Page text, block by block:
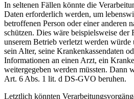
In seltenen Fällen könnte die
Daten erforderlich werden, um
betroffenen Person oder einer anderen
schützen. Dies wäre beispielsweise der
unserem Betrieb verletzt werden würde
sein Alter, seine Krankenkassendaten
Informationen an einen Arzt, ein
weitergegeben werden müssten. Dann
Art. 6 Abs. 1 lit. d DS-GVO beruhen.
Letztlich könnten